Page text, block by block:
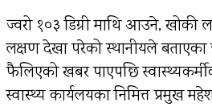
ज्वरो १०३ डिग्री माथि आउने, खोकी
लक्षण देखा परेको स्थानीयले बताएका
फैलिएको खबर पाएपछि
स्वास्थ्य कार्यलयका निमित्त प्रमुख